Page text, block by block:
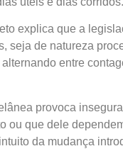
explica que a
seja de natureza
entre
provoca
ou que dele
da mudança